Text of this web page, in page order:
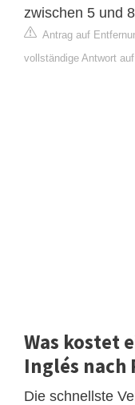
zwischen 5 und
Antrag auf
vollständige Antwort
Was kostet
Inglés nach
Die schnellste